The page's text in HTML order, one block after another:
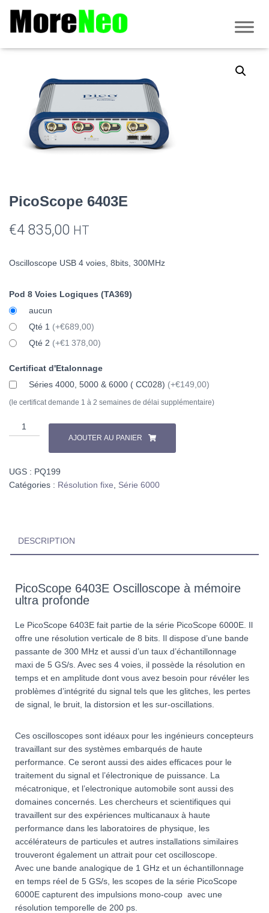
Accueil / PicoScope/ Série 6000 /Résolution fixe
PicoScope 6403E
€4 835,00 HT
Oscilloscope USB 4 voies, 8bits, 300MHz
Pod 8 Voies Logiques (TA369)
aucun
Qté 1 (+€689,00)
Qté 2 (+€1 378,00)
Certificat d'Etalonnage
Séries 4000, 5000 & 6000 ( CC028) (+€149,00)
(le certificat demande 1 à 2 semaines de délai supplémentaire)
AJOUTER AU PANIER
UGS : PQ199
Catégories : Résolution fixe Série 6000
DESCRIPTION
PicoScope 6403E Oscilloscope à mémoire
ultra profonde
Le PicoScope 6403E fait partie de la série PicoScope 6000E. Il
offre une résolution verticale de 8 bits. Il dispose d’une bande
passante de 300 MHz et aussi d’un taux d’échantillonnage
maxi de 5 GS/s. Avec ses 4 voies, il possède la résolution en
temps et en amplitude dont vous avez besoin pour révéler les
problèmes d’intégrité du signal tels que les glitches, les pertes
de signal, le bruit, la distorsion et les sur-oscillations.
Ces oscilloscopes sont idéaux pour les ingénieurs concepteurs
travaillant sur des systèmes embarqués de haute
performance. Ce seront aussi des aides efficaces pour le
traitement du signal et l’électronique de puissance. La
mécatronique, et l’electronique automobile sont aussi des
domaines concernés. Les chercheurs et scientifiques qui
travaillent sur des expériences multicanaux à haute
performance dans les laboratoires de physique, les
accélérateurs de particules et autres installations similaires
trouveront également un attrait pour cet oscilloscope.
Avec une bande analogique de 1 GHz et un échantillonnage
en temps réel de 5 GS/s, les scopes de la série PicoScope
6000E capturent des impulsions mono-coup avec une
résolution temporelle de 200 ps.